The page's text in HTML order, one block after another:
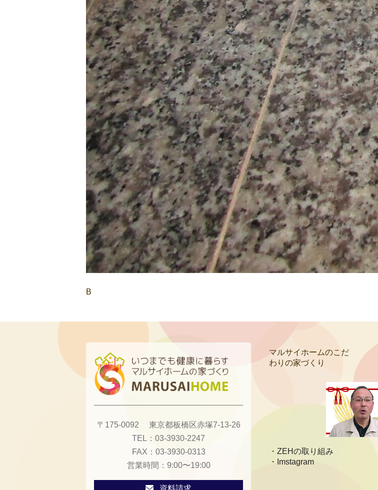
B
〒175-0092
東京都板橋区赤塚7-13-26
TEL： 03-3930-2247
FAX： 03-3930-0313
営業時間： 9:00〜19:00
資料請求
マルサイホームのこだ
わりの家づくり
ZEHの取り組み
Imstagram